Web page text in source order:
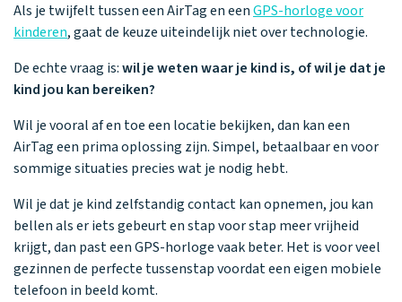
Als je twijfelt tussen een AirTag en eenGPS-horloge voor
kinderen, gaat de keuze uiteindelijk niet over technologie.
De echte vraag is:wil je weten waar je kind is, of wil je dat je
kind jou kan bereiken?
Wil je vooral af en toe een locatie bekijken, dan kan een
AirTag een prima oplossing zijn. Simpel, betaalbaar en voor
sommige situaties precies wat je nodig hebt.
Wil je dat je kind zelfstandig contact kan opnemen, jou kan
bellen als er iets gebeurt en stap voor stap meer vrijheid
krijgt, dan past een GPS-horloge vaak beter. Het is voor veel
gezinnen de perfecte tussenstap voordat een eigen mobiele
telefoon in beeld komt.